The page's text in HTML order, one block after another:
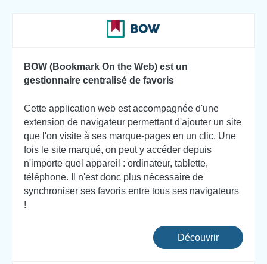
BOW (Bookmark On the Web) est un
gestionnaire centralisé de favoris
Cette application web est accompagnée d'une
extension de navigateur permettant d'ajouter un site
que l'on visite à ses marque-pages en un clic. Une
fois le site marqué, on peut y accéder depuis
n'importe quel appareil : ordinateur, tablette,
téléphone. Il n'est donc plus nécessaire de
synchroniser ses favoris entre tous ses navigateurs
!
Découvrir